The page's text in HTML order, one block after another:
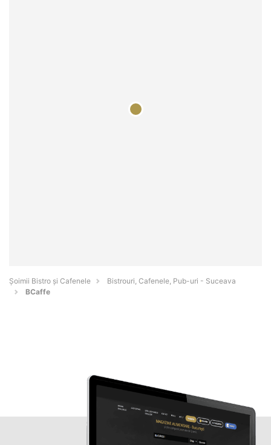
Șoimii Bistro și Cafenele
Bistrouri, Cafenele, Pub-uri - Suceava
BCaffe